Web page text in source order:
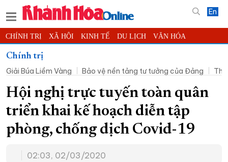
En
CHÍNH TRỊ XÃ HỘI KINH TẾ DU LỊCH VĂN HÓA
THỂ THAO
KHOA HỌC - CÔNG NGHỆ PHÁP LUẬT BẠN ĐỌC PHÓNG SỰ
THẾ GIỚI MULTIMEDIA VIDEO ĐỌC BÁO ONLINE
PODCAST THÔNG TIN - QUẢNG CÁO
QUY HOẠCH TỈNH KHÁNH HÒA
CHUNG TAY CẢI CÁCH HÀNH CHÍNH
Chính trị
Giải Búa Liềm Vàng
Bảo vệ nền tảng tư tưởng của Đảng
Hội nghị trực tuyến toàn quân
triển khai kế hoạch diễn tập
phòng, chống dịch Covid-19
02:03, 02/03/2020